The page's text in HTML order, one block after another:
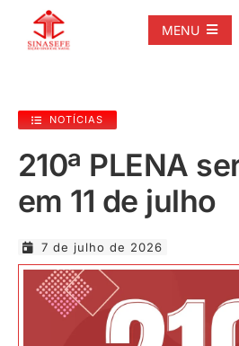
MENU
NOTÍCIAS
PUBLICAÇÕES
DOCUMENTOS
GALERIAS
NOTÍCIAS
210ª PLENA
em 11 de julho
7 de julho de 2026